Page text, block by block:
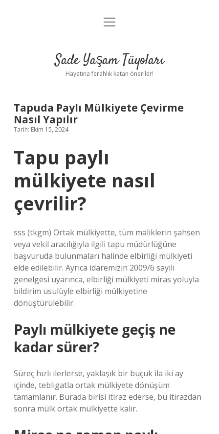
Anasayfa
Yasal Uyarı
menüyü
Sade Yaşam Tüyoları
Hayatına ferahlık katan öneriler!
Tapuda Paylı Mülkiyete Çevirme
Nasıl Yapılır
Tarih: Ekim 15, 2024
Tapu paylı
mülkiyete nasıl
çevrilir?
sss (tkgm) Ortak mülkiyette, tüm maliklerin şahsen
veya vekil aracılığıyla ilgili tapu müdürlüğüne
başvuruda bulunmaları halinde elbirliği mülkiyeti
elde edilebilir. Ayrıca idaremizin 2009/6 sayılı
genelgesi uyarınca, elbirliği mülkiyeti miras yoluyla
bildirim usulüyle elbirliği mülkiyetine
dönüştürülebilir.
Paylı mülkiyete geçiş ne
kadar sürer?
Süreç hızlı ilerlerse, yaklaşık bir buçuk ila iki ay
içinde, tebligatla ortak mülkiyete dönüşüm
tamamlanır. Burada birisi itiraz ederse, bu itirazdan
sonra mülk ortak mülkiyette kalır.